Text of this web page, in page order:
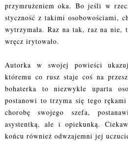
przymrużeniem oka. Bo jeśli w
styczność z takimi osobowościami,
wytrzymała. Raz na tak, raz na nie,
wręcz irytowało.
Autorka w swojej powieści
któremu co rusz staje coś na
bohaterka to niezwykle uparta
postanowi to trzyma się tego
chorobę swojego szefa,
asystentką, ale i opiekunką.
końcu również odwzajemni jej